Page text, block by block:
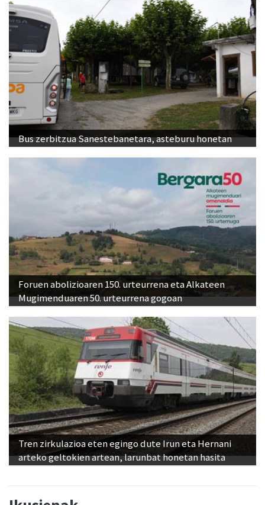
Bus zerbitzua Sanestebanetara, asteburu honetan
Foruen abolizioaren 150. urteurrena eta Alkateen
Mugimenduaren 50. urteurrena gogoan
Tren zirkulazioa eten egingo dute Irun eta Hernani
arteko geltokien artean, larunbat honetan hasita